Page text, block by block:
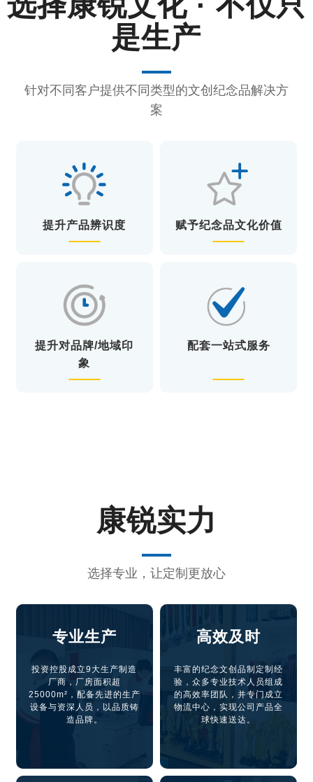
是生产
针对不同客户提供不同类型的文创纪念品解决方
案
提升产品辨识度 赋予纪念品文化价值
提升对品牌/地域印
象
配套一站式服务
康锐实力
选择专业，让定制更放心
专业生产
投资控股成立9大生产制造
厂商，厂房面积超
25000m²，配备先进的生产
设备与资深人员，以品质铸
造品牌。
高效及时
丰富的纪念文创品制定制经
验，众多专业技术人员组成
的高效率团队，并专门成立
物流中心，实现公司产品全
球快速送达。